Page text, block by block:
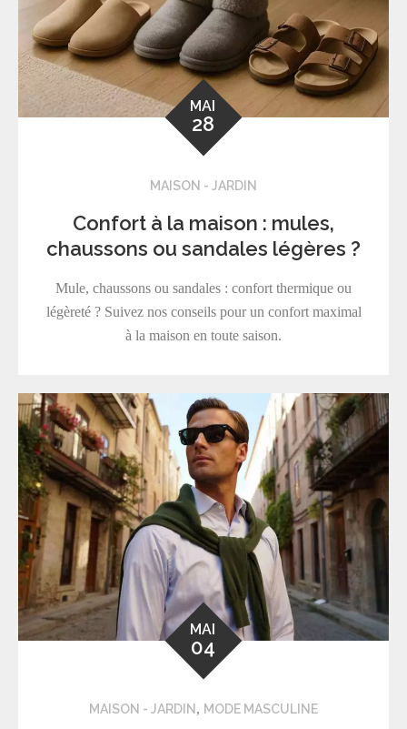
MAI
28
MAISON - JARDIN
Confort à la maison : mules,
chaussons ou sandales légères ?
Mule, chaussons ou sandales : confort thermique ou
légèreté ? Suivez nos conseils pour un confort maximal
à la maison en toute saison.
MAI
04
MAISON - JARDIN, MODE MASCULINE